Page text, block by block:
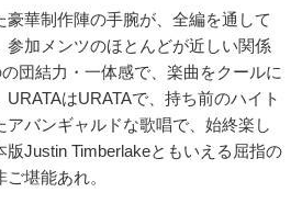
豪華制作陣の手腕が、全編を通して
参加メンツのほとんどが近しい関係
団結力・一体感で、楽曲をクールに
はURATAで、持ち前のハイト
アバンギャルドな歌唱で、始終楽し
版Justin Timberlakeともいえる屈指の
堪能あれ。